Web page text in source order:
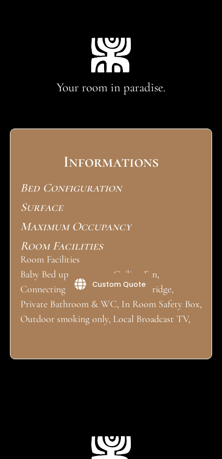
Your room in paradise.
Informations
Bed Configuration
Surface
Maximum Occupancy
Room Facilities
Room Facilities
Baby Bed upon request, Ceiling Fan,
Connecting Rooms, Mobile Fan, Fridge,
Private Bathroom & WC, In Room Safety Box,
Outdoor smoking only, Local Broadcast TV,
Custom Quote